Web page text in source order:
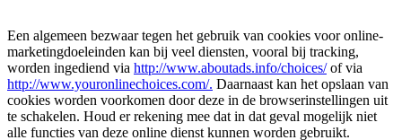
Een algemeen bezwaar tegen het gebruik van cookies voor online-
marketingdoeleinden kan bij veel diensten, vooral bij tracking,
worden ingediend via http://www.aboutads.info/choices/of via
http://www.youronlinechoices.com/. Daarnaast kan het opslaan van
cookies worden voorkomen door deze in de browserinstellingen uit
te schakelen. Houd er rekening mee dat in dat geval mogelijk niet
alle functies van deze online dienst kunnen worden gebruikt.